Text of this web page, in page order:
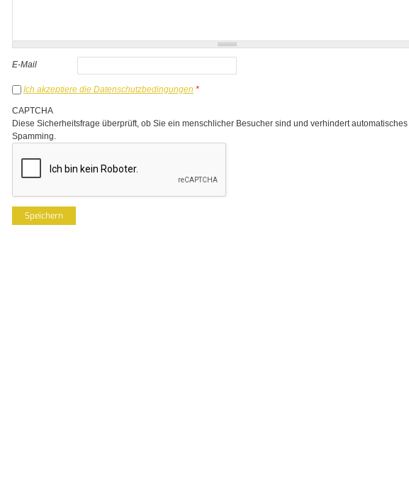
E-Mail
Ich akzeptiere die Datenschutzbedingungen *
CAPTCHA
Diese Sicherheitsfrage überprüft, ob Sie ein menschlicher Besucher sind und verhindert automatisches
Spamming.